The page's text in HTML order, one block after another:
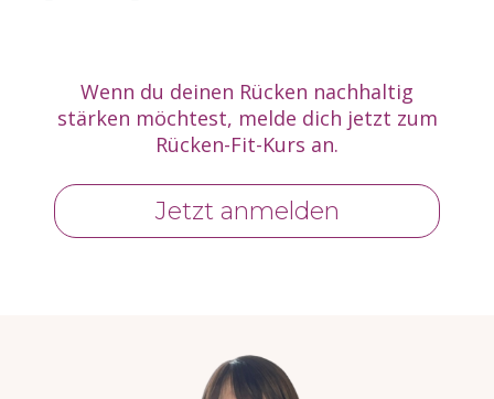
Wenn du deinen Rücken nachhaltig
stärken möchtest, melde dich jetzt zum
Rücken-Fit-Kurs an.
Jetzt anmelden